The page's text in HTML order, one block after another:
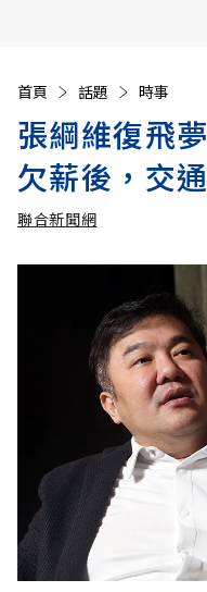
首頁 話題 時事
張綱維復飛
欠薪後，交
聯合新聞網